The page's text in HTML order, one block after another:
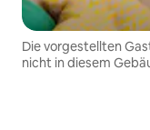
Die vorgestellten
nicht in diesem